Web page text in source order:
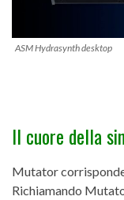
ASM Hydrasynth desktop
Il cuore della
Mutator
Richiamando